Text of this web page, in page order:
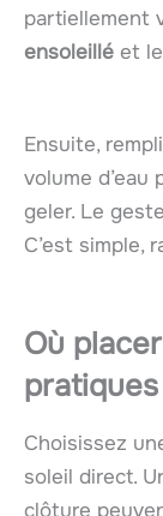
partiellement
ensoleillé et
Ensuite,
volume
geler. Le
C’est simple,
Où
pratiques
Choisissez
soleil direct.
clôture